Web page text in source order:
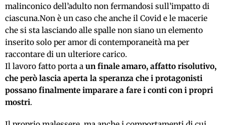
malinconico dell’adulto non fermandosi sull’impatto di
ciascuna.Non è un caso che anche il Covid e le macerie
che si sta lasciando alle spalle non siano un elemento
inserito solo per amor di contemporaneità ma per
raccontare di un ulteriore carico.
Il lavoro fatto porta a un finale amaro, affatto risolutivo,
che però lascia aperta la speranza che i protagonisti
possano finalmente imparare a fare i conti con i propri
mostri.